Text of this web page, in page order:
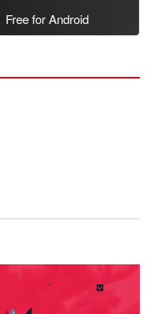
Free for Android